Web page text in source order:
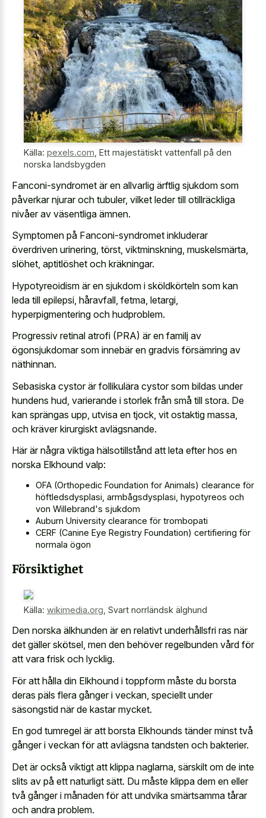
Källa: pexels.com Ett majestätiskt vattenfall på den
norska landsbygden
Fanconi-syndromet är en allvarlig ärftlig sjukdom som
påverkar njurar och tubuler, vilket leder till otillräckliga
nivåer av väsentliga ämnen.
Symptomen på Fanconi-syndromet inkluderar
överdriven urinering, törst, viktminskning, muskelsmärta,
slöhet, aptitlöshet och kräkningar.
Hypotyreoidism är en sjukdom i sköldkörteln som kan
leda till epilepsi, håravfall, fetma, letargi,
hyperpigmentering och hudproblem.
Progressiv retinal atrofi (PRA) är en familj av
ögonsjukdomar som innebär en gradvis försämring av
näthinnan.
Sebasiska cystor är follikulära cystor som bildas under
hundens hud, varierande i storlek från små till stora. De
kan sprängas upp, utvisa en tjock, vit ostaktig massa,
och kräver kirurgiskt avlägsnande.
Här är några viktiga hälsotillstånd att leta efter hos en
norska Elkhound valp:
OFA (Orthopedic Foundation for Animals) clearance för
höftledsdysplasi, armbågsdysplasi, hypotyreos och
von Willebrand's sjukdom
Auburn University clearance för trombopati
CERF (Canine Eye Registry Foundation) certifiering för
normala ögon
Försiktighet
Källa: wikimedia.org Svart norrländsk älghund
Den norska älkhunden är en relativt underhållsfri ras när
det gäller skötsel, men den behöver regelbunden vård för
att vara frisk och lycklig.
För att hålla din Elkhound i toppform måste du borsta
deras päls flera gånger i veckan, speciellt under
säsongstid när de kastar mycket.
En god tumregel är att borsta Elkhounds tänder minst två
gånger i veckan för att avlägsna tandsten och bakterier.
Det är också viktigt att klippa naglarna, särskilt om de inte
slits av på ett naturligt sätt. Du måste klippa dem en eller
två gånger i månaden för att undvika smärtsamma tårar
och andra problem.